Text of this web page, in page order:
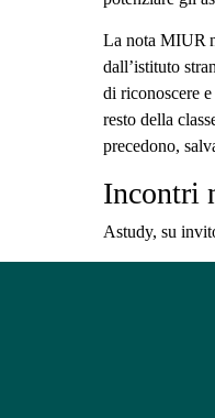
La nota MIUR
dall’istituto
di riconoscere
resto della
precedono,
Incontri
Astudy, su